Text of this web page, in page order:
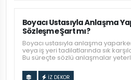
Boyacı Ustasıyla Anlaşma
Sözleşme Şart mı?
Boyacı ustasıyla anlaşma
veya iş yeri tadilatlarında sık
Bu süreçte sözlü anlaşmalar
İZ DEKOR